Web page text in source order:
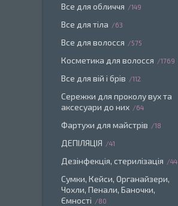
Все для обличчя 149
Все для тіла 63
Все для волосся 575
Косметика для волосся 1769
Все для вій і брів 112
Сережки для проколу вух та
аксесуари до них
64
Фартухи для майстрів 18
ДЕПІЛЯЦІЯ 41
Дезінфекція, стерилізація 44
Сумки, Кейси, Органайзери,
Чохли, Пенали, Баночки,
Ємності
80